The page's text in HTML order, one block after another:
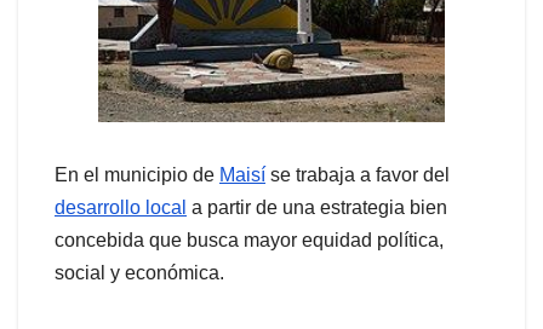
En el municipio de Maisí se trabaja a favor del
desarrollo local a partir de una estrategia bien
concebida que busca mayor equidad política,
social y económica.